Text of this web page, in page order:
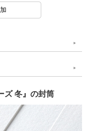
ズ 冬』の封筒